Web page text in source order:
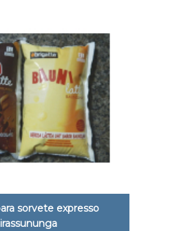
sorvete expresso